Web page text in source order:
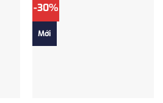
-30%
Mới